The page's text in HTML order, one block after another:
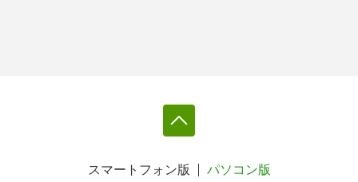
スマートフォン版 パソコン版